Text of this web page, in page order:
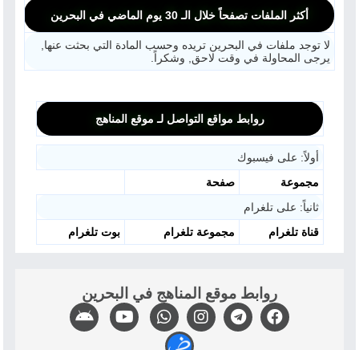
أكثر الملفات تصفحاً خلال الـ 30 يوم الماضي في البحرين
لا توجد ملفات في البحرين تريده وحسب المادة التي بحثت عنها,
يرجى المحاولة في وقت لاحق, وشكراً.
روابط مواقع التواصل لـ موقع المناهج
أولاً: على فيسبوك
مجموعة
صفحة
ثانياً: على تلغرام
قناة تلغرام
مجموعة تلغرام بوت تلغرام
روابط موقع المناهج في البحرين